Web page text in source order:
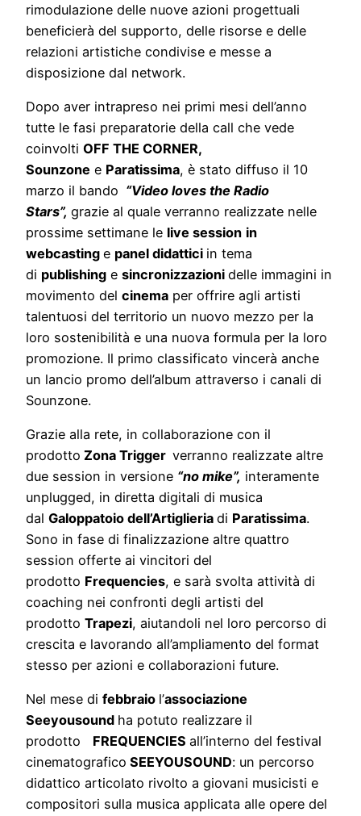
rimodulazione delle nuove azioni progettuali
beneficierà del supporto, delle risorse e delle
relazioni artistiche condivise e messe a
disposizione dal network.
Dopo aver intrapreso nei primi mesi dell’anno
tutte le fasi preparatorie della call che vede
coinvolti OFF THE CORNER,
Sounzone e Paratissima, è stato diffuso il 10
marzo il bando “Video loves the Radio
Stars”, grazie al quale verranno realizzate nelle
prossime settimane le live session in
webcasting e panel didattici in tema
di publishing e sincronizzazioni delle immagini in
movimento del cinema per offrire agli artisti
talentuosi del territorio un nuovo mezzo per la
loro sostenibilità e una nuova formula per la loro
promozione. Il primo classificato vincerà anche
un lancio promo dell’album attraverso i canali di
Sounzone.
Grazie alla rete, in collaborazione con il
prodotto Zona Trigger verranno realizzate altre
due session in versione “no mike”, interamente
unplugged, in diretta digitali di musica
dal Galoppatoio dell’Artiglieria di Paratissima.
Sono in fase di finalizzazione altre quattro
session offerte ai vincitori del
prodotto Frequencies, e sarà svolta attività di
coaching nei confronti degli artisti del
prodotto Trapezi, aiutandoli nel loro percorso di
crescita e lavorando all’ampliamento del format
stesso per azioni e collaborazioni future.
Nel mese di febbraio l’associazione
Seeyousound ha potuto realizzare il
prodotto
FREQUENCIES all’interno del festival
cinematografico SEEYOUSOUND: un percorso
didattico articolato rivolto a giovani musicisti e
compositori sulla musica applicata alle opere del